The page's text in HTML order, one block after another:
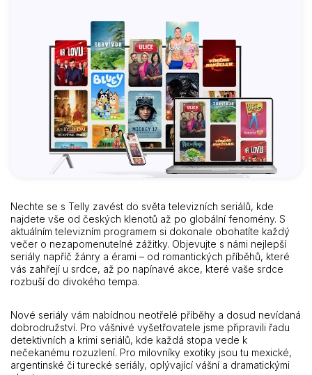
Nechte se s Telly zavést do světa televizních seriálů, kde
najdete vše od českých klenotů až po globální fenomény. S
aktuálním televizním programem si dokonale obohatíte každý
večer o nezapomenutelné zážitky. Objevujte s námi nejlepší
seriály napříč žánry a érami – od romantických příběhů, které
vás zahřejí u srdce, až po napínavé akce, které vaše srdce
rozbuší do divokého tempa.
Nové seriály vám nabídnou neotřelé příběhy a dosud nevídaná
dobrodružství. Pro vášnivé vyšetřovatele jsme připravili řadu
detektivních a krimi seriálů, kde každá stopa vede k
nečekanému rozuzlení. Pro milovníky exotiky jsou tu mexické,
argentinské či turecké seriály, oplývající vášní a dramatickými